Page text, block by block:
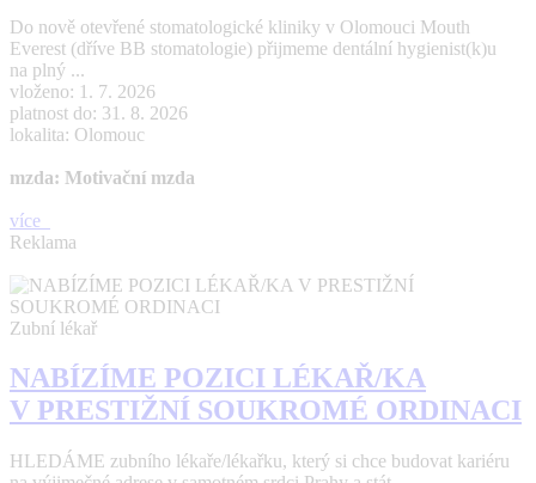
Do nově otevřené stomatologické kliniky v Olomouci Mouth
Everest (dříve BB stomatologie) přijmeme dentální hygienist(k)u
na plný ...
vloženo: 1. 7. 2026
platnost do: 31. 8. 2026
lokalita: Olomouc
mzda: Motivační mzda
více
Reklama
Zubní lékař
NABÍZÍME POZICI LÉKAŘ/KA
V PRESTIŽNÍ SOUKROMÉ ORDINACI
HLEDÁME zubního lékaře/lékařku, který si chce budovat kariéru